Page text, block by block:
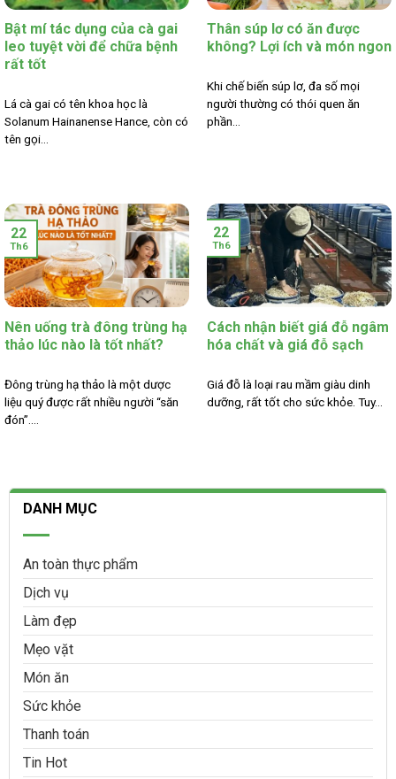
Bật mí tác dụng của cà gai
leo tuyệt vời để chữa bệnh
rất tốt
Lá cà gai có tên khoa học là
Solanum Hainanense Hance, còn có
tên gọi...
Thân súp lơ có ăn được
không? Lợi ích và món ngon
Khi chế biến súp lơ, đa số mọi
người thường có thói quen ăn
phần...
Nên uống trà đông trùng hạ
thảo lúc nào là tốt nhất?
Đông trùng hạ thảo là một dược
liệu quý được rất nhiều người “săn
đón”....
22
Th6
Cách nhận biết giá đỗ ngâm
hóa chất và giá đỗ sạch
Giá đỗ là loại rau mầm giàu dinh
dưỡng, rất tốt cho sức khỏe. Tuy...
22
Th6
DANH MỤC
An toàn thực phẩm
Dịch vụ
Làm đẹp
Mẹo vặt
Món ăn
Sức khỏe
Thanh toán
Tin Hot